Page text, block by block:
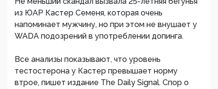
из ЮАР Кастер Семеня, которая очень
напоминает мужчину, но при этом не внушает у
WADA подозрений в употреблении допинга.
Все анализы показывают, что уровень
тестостерона у Кастер превышает норму
втрое, пишет издание The Daily Signal. Спор о